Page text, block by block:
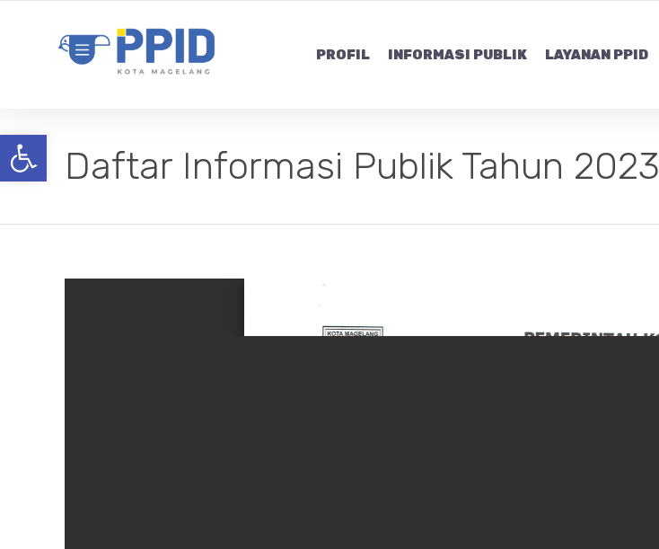
Open toolbar
PROFIL INFORMASI PUBLIK LAYANAN PPID
Daftar Informasi Publik Tahun 2023